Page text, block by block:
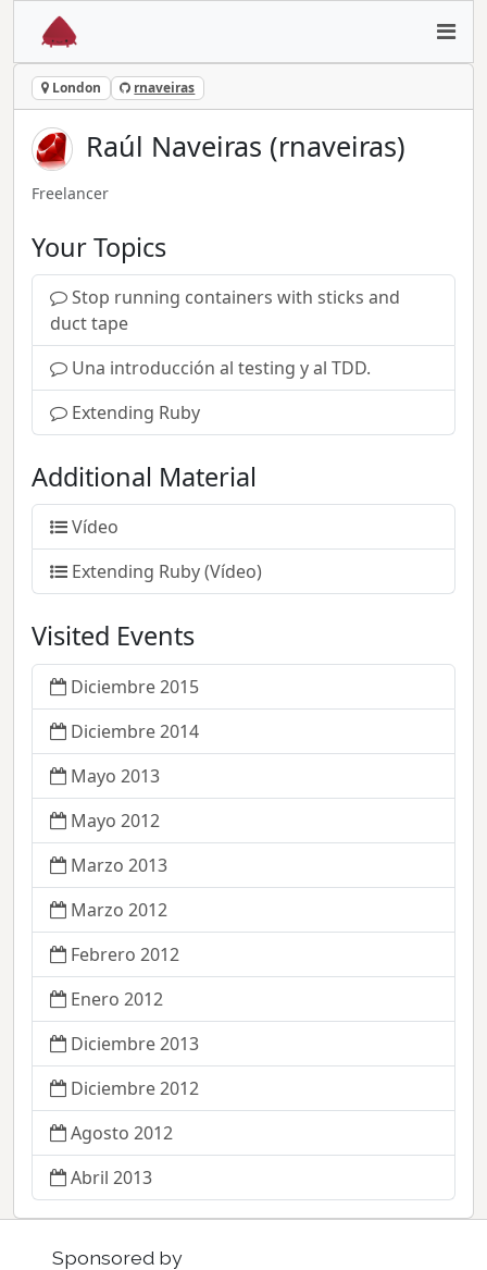
London rnaveiras
Raúl Naveiras (rnaveiras)
Freelancer
Your Topics
Stop running containers with sticks and
duct tape
Una introducción al testing y al TDD.
Extending Ruby
Additional Material
Vídeo
Extending Ruby (Vídeo)
Visited Events
Diciembre 2015
Diciembre 2014
Mayo 2013
Mayo 2012
Marzo 2013
Marzo 2012
Febrero 2012
Enero 2012
Diciembre 2013
Diciembre 2012
Agosto 2012
Abril 2013
Sponsored by